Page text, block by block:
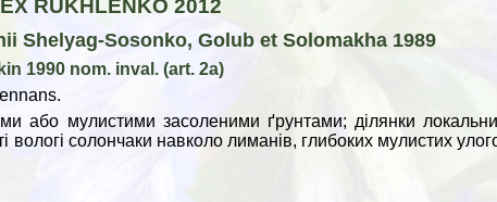
RUKHLENKO 2012
Sosonko, Golub et Solomakha 1989
1990 nom. inval. (art. 2a)
або мулистими засоленими ґрунтами; ділянки
вологі солончаки навколо лиманів, глибоких мулистих